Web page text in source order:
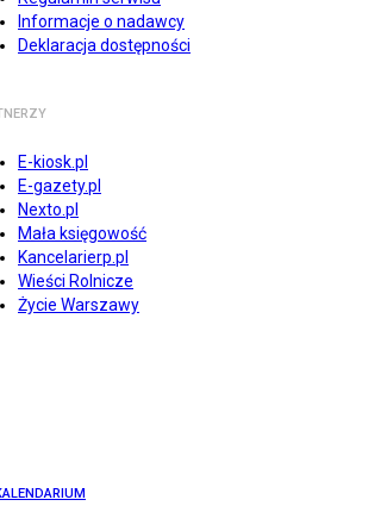
Informacje o nadawcy
Deklaracja dostępności
E-kiosk.pl
E-gazety.pl
Nexto.pl
Mała księgowość
Kancelarierp.pl
Wieści Rolnicze
Życie Warszawy